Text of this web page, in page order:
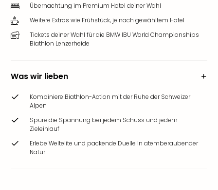
Übernachtung im Premium Hotel deiner Wahl
Weitere Extras wie Frühstück, je nach gewähltem Hotel
Tickets deiner Wahl für die BMW IBU World Championships
Biathlon Lenzerheide
Was wir lieben
Kombiniere Biathlon-Action mit der Ruhe der Schweizer
Alpen
Spüre die Spannung bei jedem Schuss und jedem
Zieleinlauf
Erlebe Weltelite und packende Duelle in atemberaubender
Natur